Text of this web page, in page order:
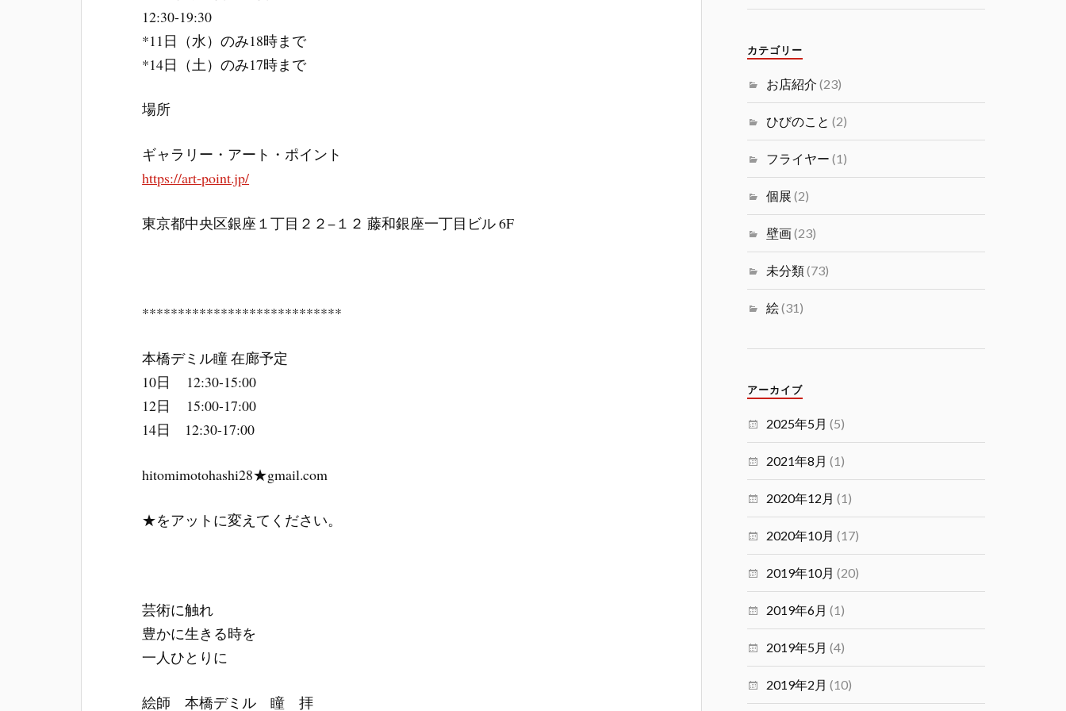
12:30-19:30
*11日（水）のみ18時まで
*14日（土）のみ17時まで
場所
ギャラリー・アート・ポイント
https://art-point.jp/
東京都中央区銀座１丁目２２−１２ 藤和銀座一丁目ビル 6F
****************************
本橋デミル瞳 在廊予定
10日 12:30-15:00
12日 15:00-17:00
14日 12:30-17:00
hitomimotohashi28★gmail.com
★をアットに変えてください。
芸術に触れ
豊かに生きる時を
一人ひとりに
絵師 本橋デミル 瞳 拝
カテゴリー
お店紹介 (23)
ひびのこと (2)
フライヤー (1)
個展 (2)
壁画(23)
未分類(73)
絵(31)
アーカイブ
2025年5月 (5)
2021年8月 (1)
2020年12月 (1)
2020年10月 (17)
2019年10月 (20)
2019年6月 (1)
2019年5月 (4)
2019年2月 (10)